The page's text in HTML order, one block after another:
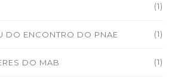
(1)
DO ENCONTRO DO PNAE (1)
DO MAB (1)